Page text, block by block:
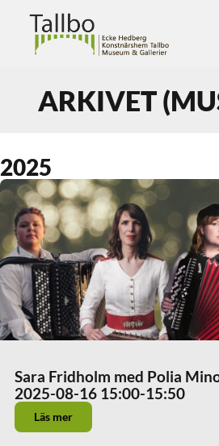
ARKIVET
2025
Sara Fridholm med Polia
2025-08-16 15:00-15:50
Läs mer